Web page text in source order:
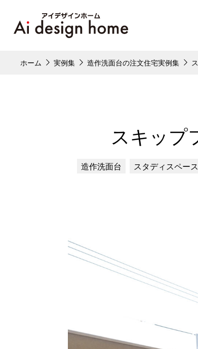
ホーム 実例集 造作洗面台の注文住宅実例集
スキップ
造作洗面台 スタディスペース